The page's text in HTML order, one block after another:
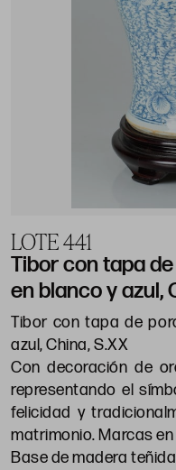
LOTE 441
Tibor con tapa
en blanco y azul,
Tibor con tapa de
azul, China, S.XX
Con decoración de
representando el
felicidad y
matrimonio. Marcas
Base de madera